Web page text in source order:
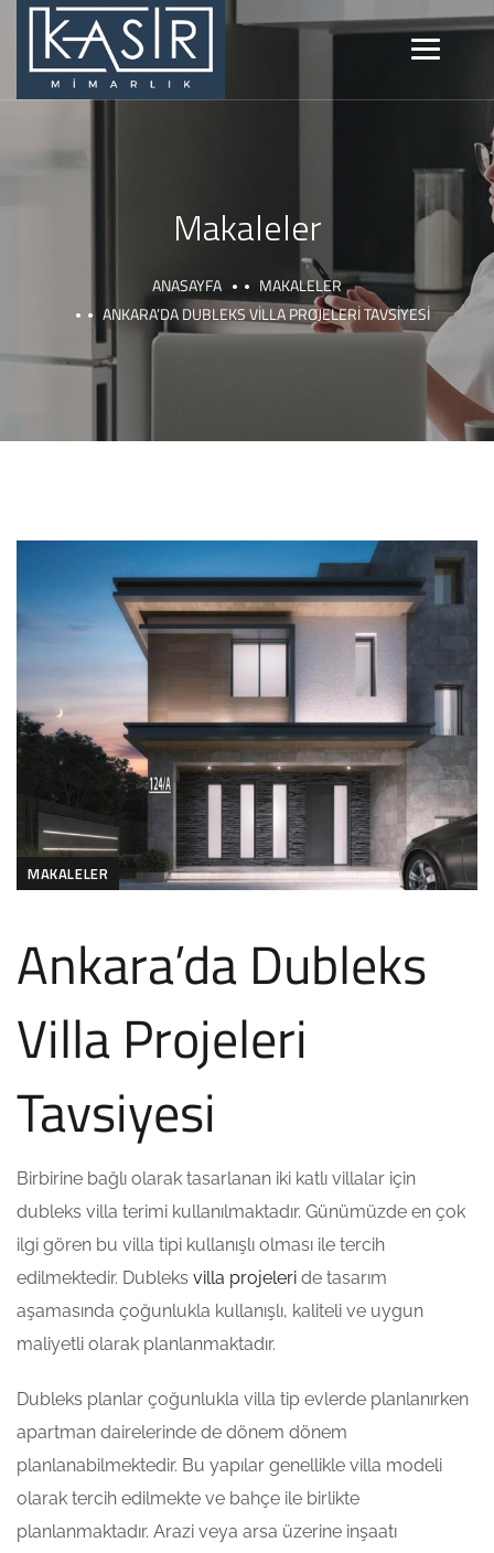
Makaleler
ANASAYFA
MAKALELER
ANKARA’DA DUBLEKS VILLA PROJELERI TAVSIYESI
MAKALELER
Ankara’da Dubleks
Villa Projeleri
Tavsiyesi
Birbirine bağlı olarak tasarlanan iki katlı villalar için
dubleks villa terimi kullanılmaktadır. Günümüzde en çok
ilgi gören bu villa tipi kullanışlı olması ile tercih
edilmektedir. Dubleks villa projeleri de tasarım
aşamasında çoğunlukla kullanışlı, kaliteli ve uygun
maliyetli olarak planlanmaktadır.
Dubleks planlar çoğunlukla villa tip evlerde planlanırken
apartman dairelerinde de dönem dönem
planlanabilmektedir. Bu yapılar genellikle villa modeli
olarak tercih edilmekte ve bahçe ile birlikte
planlanmaktadır. Arazi veya arsa üzerine inşaatı